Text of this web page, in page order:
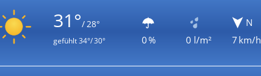
31°/ 28°
gefühlt34°/ 30° 0 % 0 l/m²
N
7 km/h